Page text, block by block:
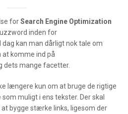
forSearch Engine Optimization
inden for
kan man dårligt nok tale om
komme ind på
dets mange facetter.
længere kun om at bruge de rigtige
muligt i ens tekster. Der skal
bygge stærke links, ligesom der